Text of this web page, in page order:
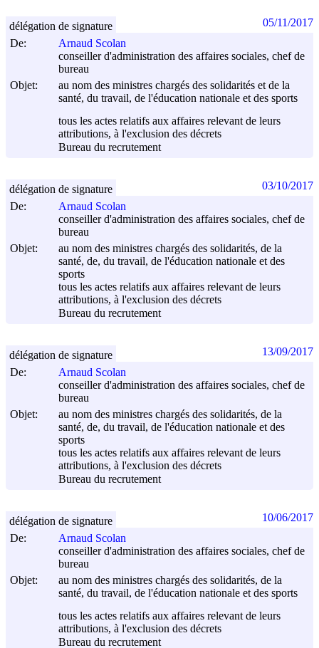
De:
Arnaud Scolan
conseiller d'administration des affaires sociales, chef de
bureau
Objet:
au nom des ministres chargés des solidarités et de la
santé, du travail, de l'éducation nationale et des sports
tous les actes relatifs aux affaires relevant de leurs
attributions, à l'exclusion des décrets
Bureau du recrutement
délégation de signature 05/11/2017
De:
Arnaud Scolan
conseiller d'administration des affaires sociales, chef de
bureau
Objet:
au nom des ministres chargés des solidarités, de la
santé, de, du travail, de l'éducation nationale et des
sports
tous les actes relatifs aux affaires relevant de leurs
attributions, à l'exclusion des décrets
Bureau du recrutement
délégation de signature 03/10/2017
De:
Arnaud Scolan
conseiller d'administration des affaires sociales, chef de
bureau
Objet:
au nom des ministres chargés des solidarités, de la
santé, de, du travail, de l'éducation nationale et des
sports
tous les actes relatifs aux affaires relevant de leurs
attributions, à l'exclusion des décrets
Bureau du recrutement
délégation de signature 13/09/2017
De:
Arnaud Scolan
conseiller d'administration des affaires sociales, chef de
bureau
Objet:
au nom des ministres chargés des solidarités, de la
santé, du travail, de l'éducation nationale et des sports
tous les actes relatifs aux affaires relevant de leurs
attributions, à l'exclusion des décrets
Bureau du recrutement
délégation de signature 10/06/2017